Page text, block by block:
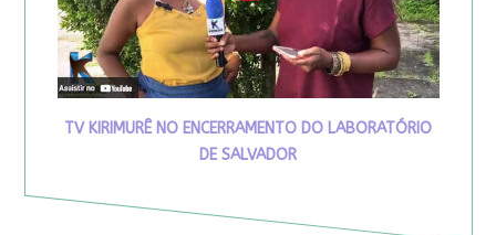
TV KIRIMURÊ NO ENCERRAMENTO DO LABORATÓRIO
DE SALVADOR